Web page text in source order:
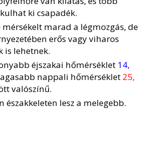
ki csapadék.
marad a légmozgás, de
erős vagy viharos
is lehetnek.
éjszakai hőmérséklet 14,
nappali hőmérséklet 25,
valószínű.
északkeleten lesz a melegebb.